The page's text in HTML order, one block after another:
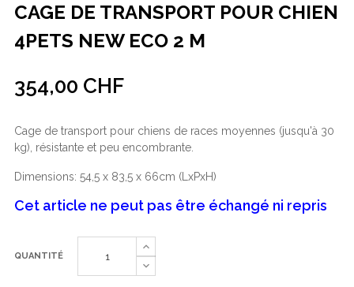
CAGE DE TRANSPORT POUR CHIEN
4PETS NEW ECO 2 M
354,00 CHF
Cage de transport pour chiens de races moyennes (jusqu'à 30
kg), résistante et peu encombrante.
Dimensions: 54,5 x 83,5 x 66cm (LxPxH)
Cet article ne peut pas être échangé ni repris
QUANTITÉ